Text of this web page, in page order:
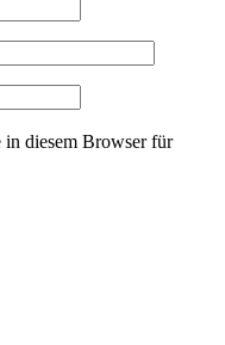
diesem Browser für